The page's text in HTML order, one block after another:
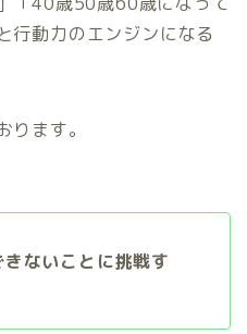
行動力のエンジンになる
ります。
ないことに挑戦す